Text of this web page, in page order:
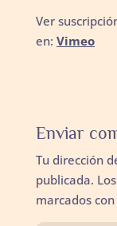
Ver
en: Vimeo
Enviar
Tu dirección
publicada.
marcados con